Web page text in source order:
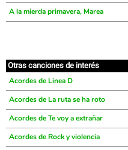
A la mierda primavera, Marea
Otras canciones de interés
Acordes de Linea D
Acordes de La ruta se ha roto
Acordes de Te voy a extrañar
Acordes de Rock y violencia